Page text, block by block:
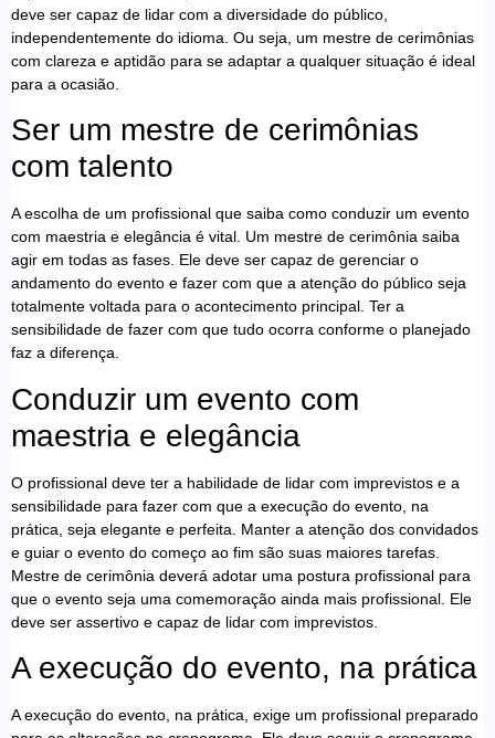
deve ser capaz de lidar com a diversidade do público,
independentemente do idioma. Ou seja, um mestre de cerimônias
com clareza e aptidão para se adaptar a qualquer situação é ideal
para a ocasião.
Ser um mestre de cerimônias
com talento
A escolha de um profissional que saiba como conduzir um evento
com maestria e elegância é vital. Um mestre de cerimônia saiba
agir em todas as fases. Ele deve ser capaz de gerenciar o
andamento do evento e fazer com que a atenção do público seja
totalmente voltada para o acontecimento principal. Ter a
sensibilidade de fazer com que tudo ocorra conforme o planejado
faz a diferença.
Conduzir um evento com
maestria e elegância
O profissional deve ter a habilidade de lidar com imprevistos e a
sensibilidade para fazer com que a execução do evento, na
prática, seja elegante e perfeita. Manter a atenção dos convidados
e guiar o evento do começo ao fim são suas maiores tarefas.
Mestre de cerimônia deverá adotar uma postura profissional para
que o evento seja uma comemoração ainda mais profissional. Ele
deve ser assertivo e capaz de lidar com imprevistos.
A execução do evento, na prática
A execução do evento, na prática, exige um profissional preparado